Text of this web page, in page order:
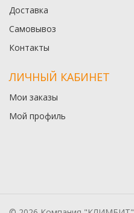
Доставка
Самовывоз
Контакты
ЛИЧНЫЙ КАБИНЕТ
Мои заказы
Мой профиль